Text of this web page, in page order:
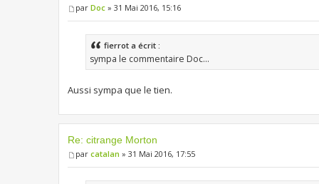
par Doc » 31 Mai 2016, 15:16
fierrot a écrit :
sympa le commentaire Doc...
Aussi sympa que le tien.
Re: citrange Morton
par catalan » 31 Mai 2016, 17:55